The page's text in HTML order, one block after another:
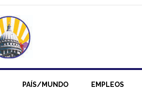
PAÍS/MUNDO EMPLEOS